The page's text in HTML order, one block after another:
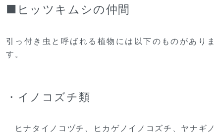
■ヒッツキムシの仲間
引っ付き虫と呼ばれる植物には以下のものがありま
す。
・イノコズチ類
ヒナタイノコヅチ、ヒカゲノイノコズチ、ヤナギノ